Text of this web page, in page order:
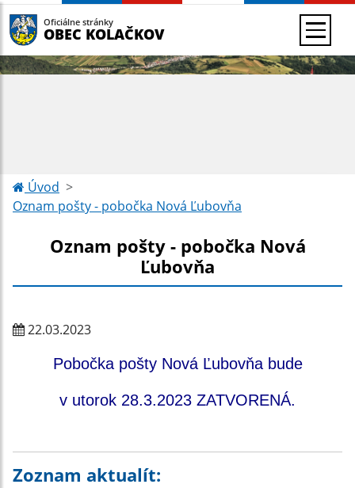
Oficiálne stránky
OBEC KOLAČKOV
Úvod
Oznam pošty - pobočka Nová Ľubovňa
Oznam pošty - pobočka Nová
Ľubovňa
22.03.2023
Pobočka pošty Nová Ľubovňa bude
v utorok 28.3.2023 ZATVORENÁ.
Zoznam aktualít: